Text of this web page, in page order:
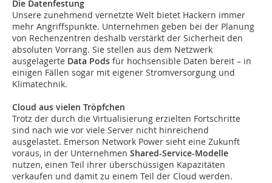
Die Datenfestung
Unsere zunehmend vernetzte Welt bietet Hackern immer
mehr Angriffspunkte. Unternehmen geben bei der Planung
von Rechenzentren deshalb verstärkt der Sicherheit den
absoluten Vorrang. Sie stellen aus dem Netzwerk
ausgelagerte Data Pods für hochsensible Daten bereit – in
einigen Fällen sogar mit eigener Stromversorgung und
Klimatechnik.
Cloud aus vielen Tröpfchen
Trotz der durch die Virtualisierung erzielten Fortschritte
sind nach wie vor viele Server nicht hinreichend
ausgelastet. Emerson Network Power sieht eine Zukunft
voraus, in der Unternehmen Shared-Service-Modelle
nutzen, einen Teil ihrer überschüssigen Kapazitäten
verkaufen und damit zu einem Teil der Cloud werden.